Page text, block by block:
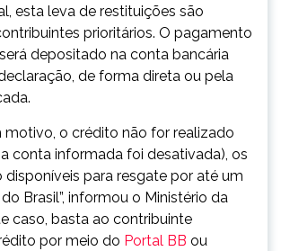
esta leva de restituições são
prioritários. O pagamento
depositado na conta bancária
de forma direta ou pela
motivo, o crédito não for realizado
conta informada foi desativada), os
disponíveis para resgate por até um
Brasil”, informou o Ministério da
caso, basta ao contribuinte
por meio do Portal BB ou